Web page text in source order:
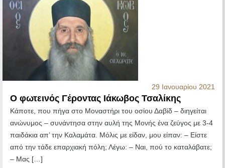
29 Ιανουαρίου 2021
Ο φωτεινός Γέροντας Ιάκωβος Τσαλίκης
Κάποτε, που πήγα στο Μοναστήρι του οσίου Δαβίδ – διηγείται
ανώνυμος – συνάντησα στην αυλή της Μονής ένα ζεύγος με 3-4
παιδάκια απ’ την Καλαμάτα. Μόλις με είδαν, μου είπαν: – Είστε
από την τάδε επαρχιακή πόλη; Λέγω: – Ναι, πού το καταλάβατε;
– Μας […]